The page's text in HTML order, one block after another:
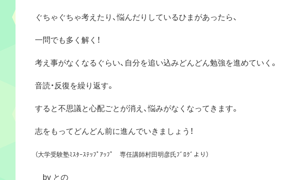
ぐちゃぐちゃ考えたり、悩んだりしているひまがあったら、
一問でも多く解く！
考え事がなくなるぐらい、自分を追い込みどんどん勉強を進めていく。
音読・反復を繰り返す。
すると不思議と心配ごとが消え、悩みがなくなってきます。
志をもってどんどん前に進んでいきましょう！
（大学受験塾ﾐｽﾀｰｽﾃｯﾌﾟｱｯﾌﾟ 専任講師村田明彦氏ﾌﾞﾛｸﾞより）
by との